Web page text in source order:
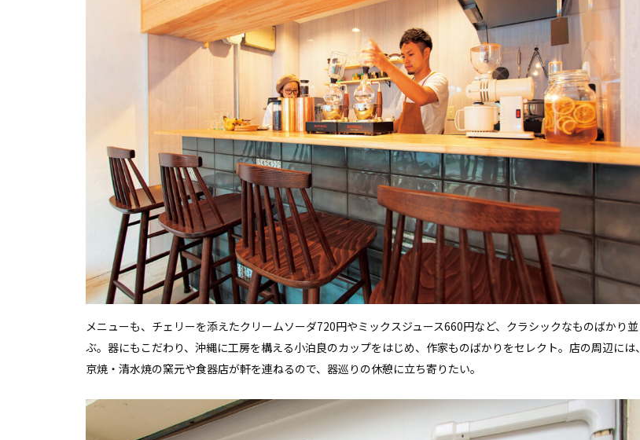
メニューも、チェリーを添えたクリームソーダ720円やミックスジュース660円など、クラシックなものばかり並
ぶ。器にもこだわり、沖縄に工房を構える小泊良のカップをはじめ、作家ものばかりをセレクト。店の周辺には、
京焼・清水焼の窯元や食器店が軒を連ねるので、器巡りの休憩に立ち寄りたい。